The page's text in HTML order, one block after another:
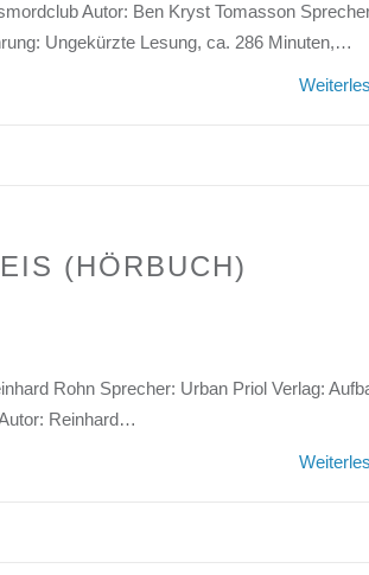
Autor: Ben Kryst Tomasson
Ungekürzte Lesung, ca. 286 Minuten,…
(HÖRBUCH)
Rohn Sprecher: Urban Priol Verlag:
Reinhard…